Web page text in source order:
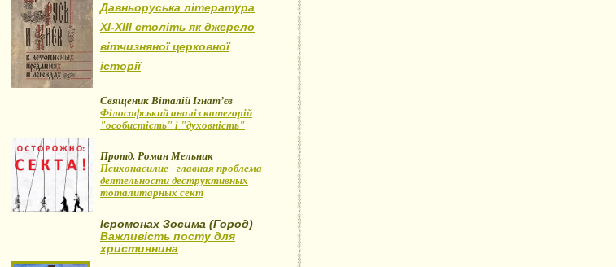
Давньоруська література
XI-XIII століть як джерело
вітчизняної церковної
історії
Священик Віталій Ігнат’єв
Філософський аналіз категорій
"особистість" і "духовність"
Протд. Роман Мельник
Психонасилие - главная проблема
деятельности деструктивных
тоталитарных сект
Ієромонах Зосима (Город)
Важливість посту для
християнина